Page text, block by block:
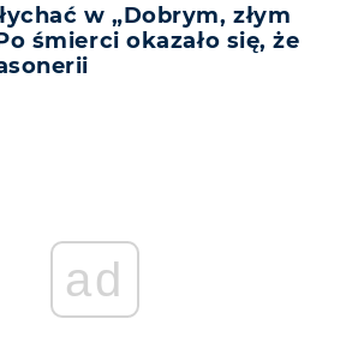
w „Dobrym, złym
śmierci okazało się, że
ad